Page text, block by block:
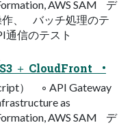
AWS SAM デ
、 バッチ処理のテ
信のテスト
＋ CloudFront •
） ◦ API Gateway
as
AWS SAM デ